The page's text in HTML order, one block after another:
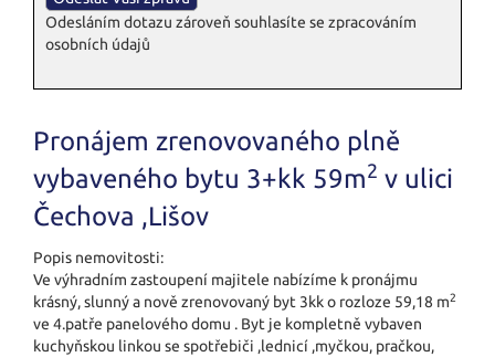
Odesláním dotazu zároveň souhlasíte se zpracováním
osobních údajů
Pronájem zrenovovaného plně
vybaveného bytu 3+kk 59m2 v ulici
Čechova ,Lišov
Popis nemovitosti:
Ve výhradním zastoupení majitele nabízíme k pronájmu
krásný, slunný a nově zrenovovaný byt 3kk o rozloze 59,18 m2
ve 4.patře panelového domu . Byt je kompletně vybaven
kuchyňskou linkou se spotřebiči ,lednicí ,myčkou, pračkou,